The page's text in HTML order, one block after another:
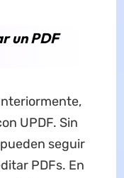
un PDF
UPDF. Sin
seguir
PDFs. En